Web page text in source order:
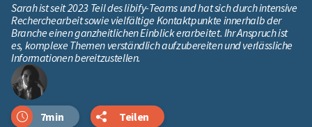
Sarah ist seit 2023 Teil des libify-Teams und hat sich durch intensive
Recherchearbeit sowie vielfältige Kontaktpunkte innerhalb der
Branche einen ganzheitlichen Einblick erarbeitet. Ihr Anspruch ist
es, komplexe Themen verständlich aufzubereiten und verlässliche
Informationen bereitzustellen.
7min Teilen